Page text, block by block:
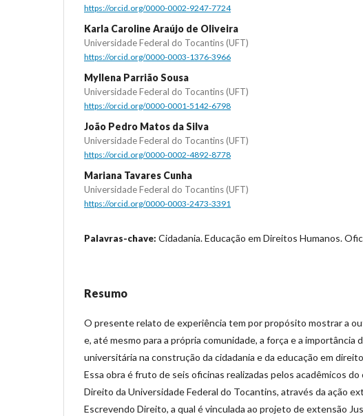
https://orcid.org/0000-0002-9247-7724
Karla Caroline Araújo de Oliveira
Universidade Federal do Tocantins (UFT)
https://orcid.org/0000-0003-1376-3966
Myllena Parrião Sousa
Universidade Federal do Tocantins (UFT)
https://orcid.org/0000-0001-5142-6798
João Pedro Matos da Silva
Universidade Federal do Tocantins (UFT)
https://orcid.org/0000-0002-4892-8778
Mariana Tavares Cunha
Universidade Federal do Tocantins (UFT)
https://orcid.org/0000-0003-2473-3391
Palavras-chave: Cidadania. Educação em Direitos Humanos.
Resumo
O presente relato de experiência tem por propósito mostrar a
e, até mesmo para a própria comunidade, a força e a importância
universitária na construção da cidadania e da educação em
Essa obra é fruto de seis oficinas realizadas pelos acadêmicos do
Direito da Universidade Federal do Tocantins, através da ação
Escrevendo Direito, a qual é vinculada ao projeto de extensão